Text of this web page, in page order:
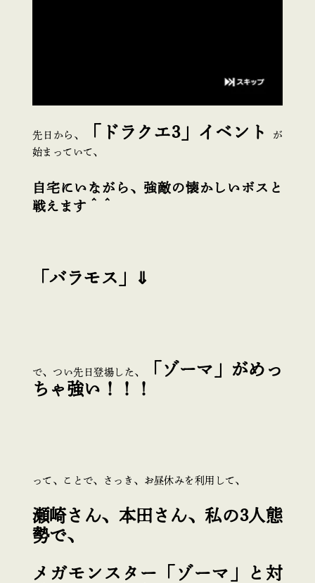
先日から、 「ドラクエ3」イベント
が
始まっていて、
自宅にいながら、強敵の懐かしいボスと
戦えます＾＾
「バラモス」⇓
で、つい先日登場した、
「ゾーマ」がめっ
ちゃ強い！！！
って、ことで、さっき、お昼休みを利用して、
瀬崎さん、本田さん、私の3人態
勢で、
メガモンスター「ゾーマ」と対